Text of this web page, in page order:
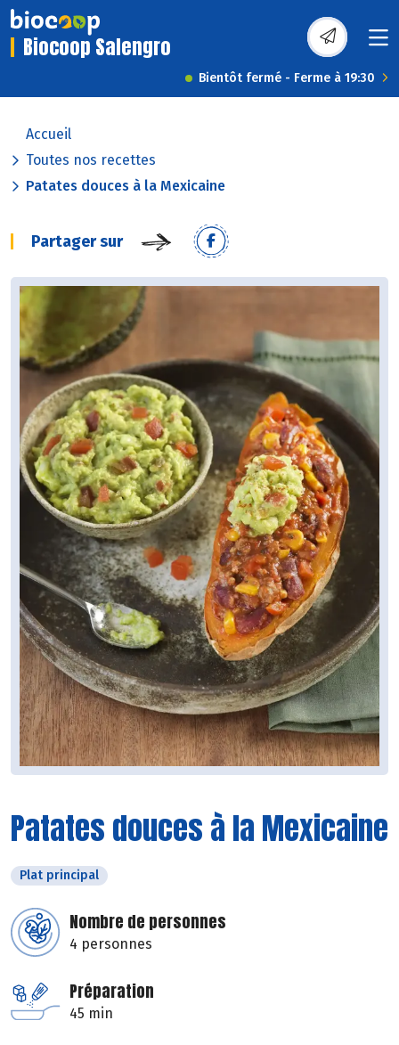
Biocoop Salengro
Bientôt fermé - Ferme à 19:30
Accueil
Toutes nos recettes
Patates douces à la Mexicaine
Partager sur
Patates douces à la Mexicaine
Plat principal
Nombre de personnes
4 personnes
Préparation
45 min